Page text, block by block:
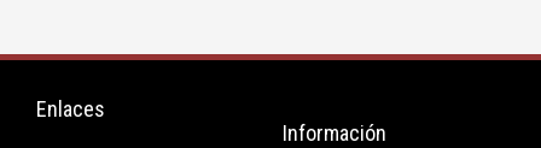
Enlaces
Información